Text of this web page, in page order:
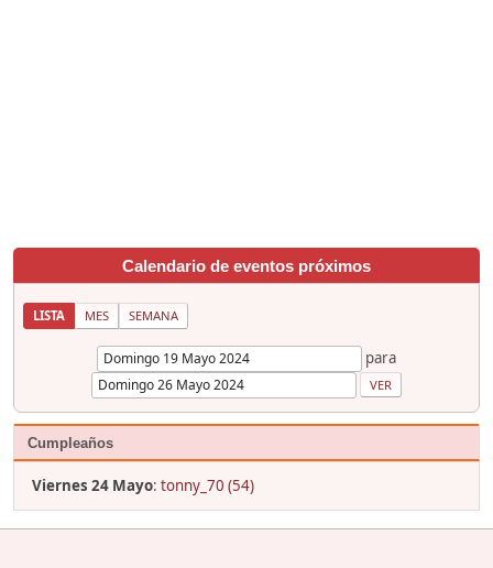
Calendario de eventos próximos
LISTA MES SEMANA
para
Cumpleaños
Viernes 24 Mayo: tonny_70 (54)